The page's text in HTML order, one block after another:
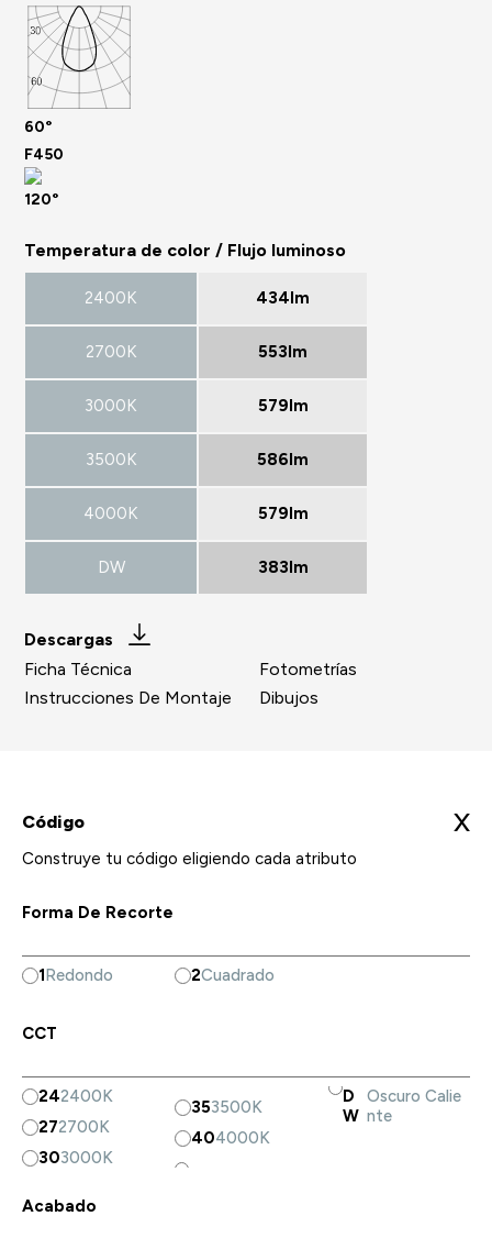
60°
F450
120°
Temperatura de color / Flujo luminoso
2400K 434lm
2700K 553lm
3000K 579lm
3500K 586lm
4000K 579lm
DW 383lm
Descargas
Ficha Técnica
Instrucciones De Montaje
Fotometrías
Dibujos
Código X
Construye tu código eligiendo cada atributo
Forma De Recorte
1Redondo 2Cuadrado
CCT
242400K
272700K
303000K
353500K
404000K
D
W
Oscuro Calie
nte
Acabado